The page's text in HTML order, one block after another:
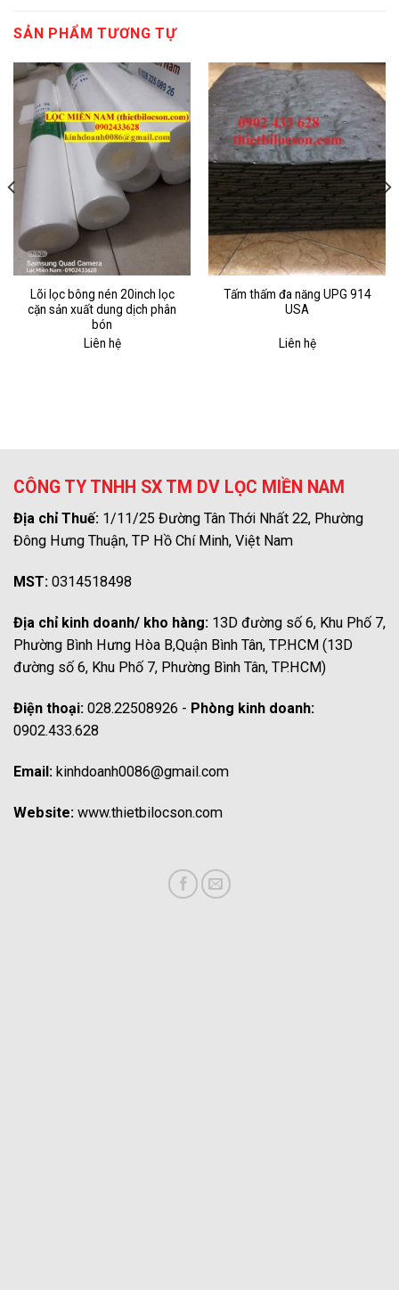
SẢN PHẨM TƯƠNG TỰ
Lõi lọc bông nén 20inch lọc
cặn sản xuất dung dịch phân
bón
Liên hệ
Tấm thấm đa năng UPG 914
USA
Liên hệ
CÔNG TY TNHH SX TM DV LỌC MIỀN NAM
Địa chỉ Thuế: 1/11/25 Đường Tân Thới Nhất 22, Phường
Đông Hưng Thuận, TP Hồ Chí Minh, Việt Nam
MST: 0314518498
Địa chỉ kinh doanh/ kho hàng: 13D đường số 6, Khu Phố 7,
Phường Bình Hưng Hòa B,Quận Bình Tân, TP.HCM (13D
đường số 6, Khu Phố 7, Phường Bình Tân, TP.HCM)
Điện thoại: 028.22508926 - Phòng kinh doanh:
0902.433.628
Email: kinhdoanh0086@gmail.com
Website: www.thietbilocson.com